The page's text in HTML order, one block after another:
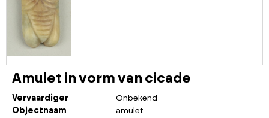
Amulet in vorm van cicade
Vervaardiger
Onbekend
Objectnaam
amulet